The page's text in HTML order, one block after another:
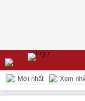
Mới nhất Xem